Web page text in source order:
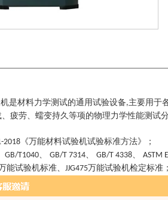
是材料力学测试的通用试验设备,主要用于
疲劳、蠕变持久等项的物理力学性能测试
2018 《万能材料试验机试验标准方法》
；
GB/T1040、 GB/T 7314、 GB/T 4338、 ASTM
能试验机标准、 JJG475万能试验机检定标准 ；
主要技术规格参数
系列，FL5000系列，FL5605系列；